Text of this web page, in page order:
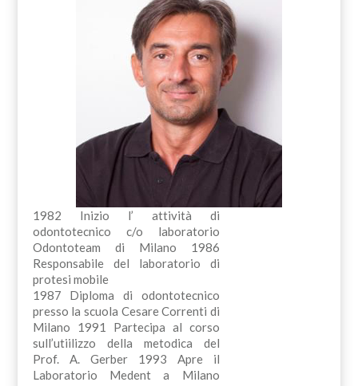
1982 Inizio l’ attività di
odontotecnico c/o laboratorio
Odontoteam di Milano 1986
Responsabile del laboratorio di
protesi mobile
1987 Diploma di odontotecnico
presso la scuola Cesare Correnti di
Milano 1991 Partecipa al corso
sull’utiilizzo della metodica del
Prof. A. Gerber 1993 Apre il
Laboratorio Medent a Milano